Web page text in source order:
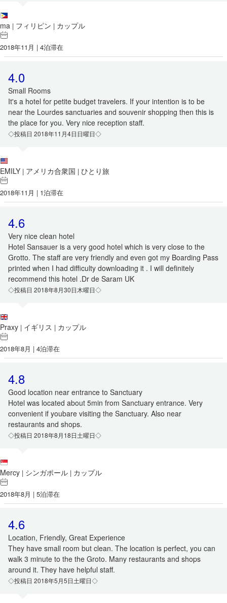
ma | フィリピン | カップル
2018年11月 | 4泊滞在
4.0
Small Rooms
It's a hotel for petite budget travelers. If your intention is to be
near the Lourdes sanctuaries and souvenir shopping then this is
the place for you. Very nice reception staff.
◇投稿日 2018年11月4日日曜日◇
EMILY | アメリカ合衆国 | ひとり旅
2018年11月 | 1泊滞在
4.6
Very nice clean hotel
Hotel Sansauer is a very good hotel which is very close to the
Grotto. The staff are very friendly and even got my Boarding Pass
printed when I had difficulty downloading it . I will definitely
recommend this hotel .Dr de Saram UK
◇投稿日 2018年8月30日木曜日◇
Praxy | イギリス | カップル
2018年8月 | 4泊滞在
4.8
Good location near entrance to Sanctuary
Hotel was located about 5min from Sanctuary entrance. Very
convenient if youbare visiting the Sanctuary. Also near
restaurants and shops.
◇投稿日 2018年8月18日土曜日◇
Mercy | シンガポール | カップル
2018年8月 | 5泊滞在
4.6
Location, Friendly, Great Experience
They have small room but clean. The location is perfect, you can
walk 3 minute to the the Groto. Many restaurants and shops
around it. They have helpful staff.
◇投稿日 2018年5月5日土曜日◇